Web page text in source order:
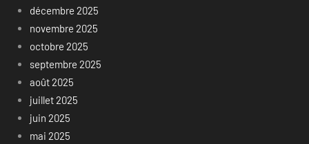
décembre 2025
novembre 2025
octobre 2025
septembre 2025
août 2025
juillet 2025
juin 2025
mai 2025